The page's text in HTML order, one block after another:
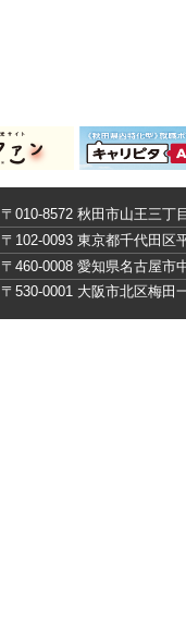
〒010-8572 秋田市山王三丁
〒102-0093 東京都千代田区
〒460-0008 愛知県名古屋市
〒530-0001 大阪市北区梅田